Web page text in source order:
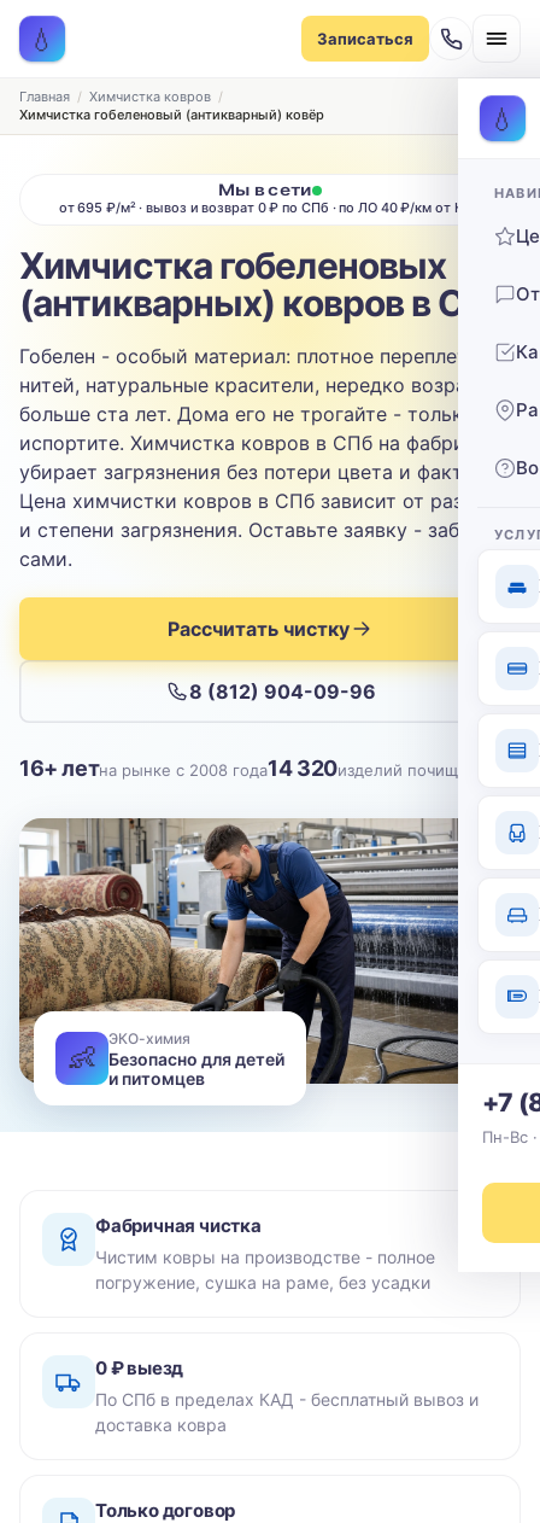
💧 Записаться
Записаться на химчистку
Рассчитаем стоимость и подберём удобное время
ТИП МЕБЕЛИ
ТИП ОБИВКИ
Выберите ткань…
ЗАГРЯЗНЕНИЕ
Выберите загрязнение…
ТЕЛЕФОН
Отправить
Нажимая кнопку, вы соглашаетесь с
💧
+7
Пн-Вс
Главная
Химчистка ковров
Химчистка гобеленовый (антикварный) ковёр
Мы в сети
от 695 ₽/м² · вывоз и возврат 0 ₽ по СПб · по ЛО 40 ₽/км от КАД
Химчистка гобеленовых
(антикварных) ковров в СПб
Гобелен - особый материал: плотное переплетение
нитей, натуральные красители, нередко возраст
больше ста лет. Дома его не трогайте - только
испортите. Химчистка ковров в СПб на фабрике
убирает загрязнения без потери цвета и фактуры.
Цена химчистки ковров в СПб зависит от размера
и степени загрязнения. Оставьте заявку - заберём
сами.
Рассчитать чистку
8 (812) 904-09-96
16+ летна рынке с 2008 года14 320изделий почищено
👶
ЭКО-химия
Безопасно для детей
и питомцев
Фабричная чистка
Чистим ковры на производстве - полное
погружение, сушка на раме, без усадки
0 ₽ выезд
По СПб в пределах КАД - бесплатный вывоз и
доставка ковра
Только договор